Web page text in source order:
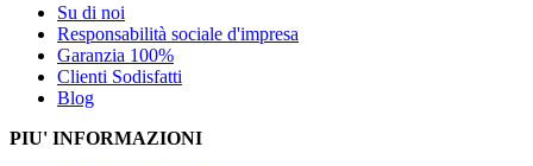
Su di noi
Responsabilità sociale d'impresa
Garanzia 100%
Clienti Sodisfatti
Blog
PIU' INFORMAZIONI